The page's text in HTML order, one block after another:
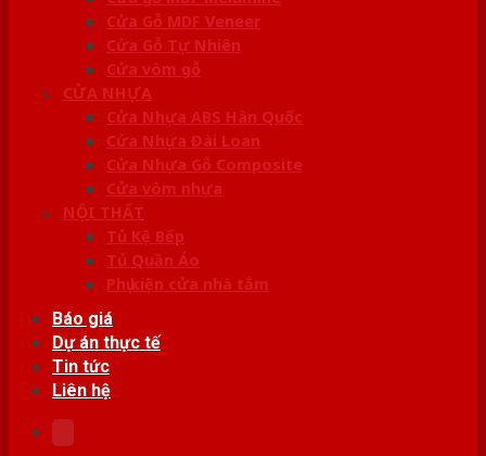
Cửa Gỗ MDF Veneer
Cửa Gỗ Tự Nhiên
Cửa vòm gỗ
CỬA NHỰA
Cửa Nhựa ABS Hàn Quốc
Cửa Nhựa Đài Loan
Cửa Nhựa Gỗ Composite
Cửa vòm nhựa
NỘI THẤT
Tủ Kệ Bếp
Tủ Quần Áo
Phụ kiện cửa nhà tắm
Báo giá
Dự án thực tế
Tin tức
Liên hệ